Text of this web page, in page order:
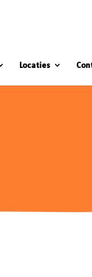
Locaties